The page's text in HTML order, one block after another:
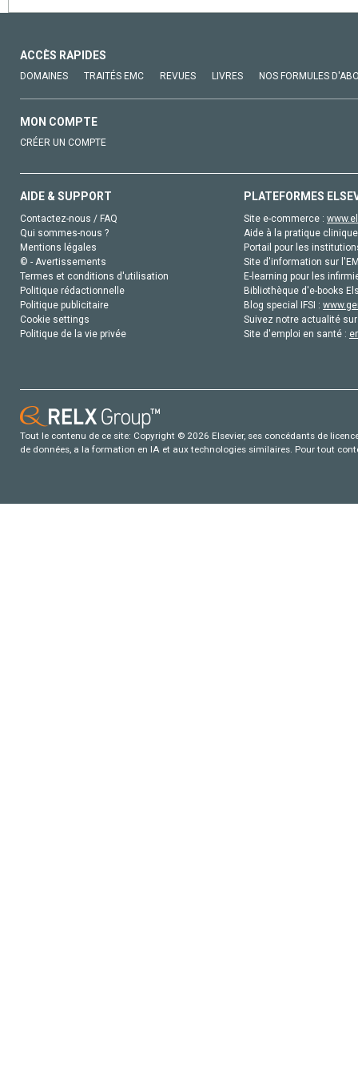
ACCÈS RAPIDES
DOMAINES TRAITÉS EMC REVUES LIVRES NOS FORMULES
MON COMPTE
CRÉER UN COMPTE
AIDE & SUPPORT
Contactez-nous / FAQ
Qui sommes-nous ?
Mentions légales
© - Avertissements
Termes et conditions d'utilisation
Politique rédactionnelle
Politique publicitaire
Cookie settings
Politique de la vie privée
PLATEFORMES
Site e-commerce :
Aide à la pratique
Portail pour les
Site d'information sur
E-learning pour les
Bibliothèque d'e-books
Blog special IFSI :
Suivez notre actualité
Site d'emploi en santé :
Tout le contenu de ce site: Copyright © 2026 Elsevier, ses concédants de
de données, a la formation en IA et aux technologies similaires. Pour tout